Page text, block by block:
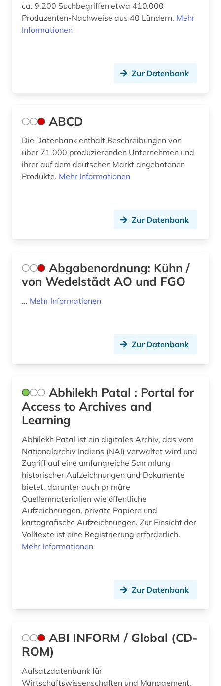
automobilwirtschaft (1)
außenhandelsfinanzierung (1)
außenhandelsrecht (1)
außenwirtschaft (6)
außenwirtschaftspolitik (2)
kreditwirtschaft (1)
bankarchiv (1)
banken (1)
bankgeheimnis (1)
bankrecht (1)
bankwesen (4)
baumangel (1)
baurecht (1)
bayern (6)
bedarfsforschung (1)
beherbergungsgewerbe tourismus
behörde (2)
belgien (8)
Skandinavien (1)
Slowakei (5)
Suedamerika (9)
Suedosteuropa (3)
Tschechische Republik (5)
Zypern (2)
ca. 9.200 Suchbegriffen etwa 410.000
Produzenten-Nachweise aus 40 Ländern. Mehr
Informationen
Zur Datenbank
ABCD
Die Datenbank enthält Beschreibungen von
über 71.000 produzierenden Unternehmen und
ihrer auf dem deutschen Markt angebotenen
Produkte. Mehr Informationen
Zur Datenbank
Abgabenordnung: Kühn /
von Wedelstädt AO und FGO
... Mehr Informationen
Zur Datenbank
Abhilekh Patal : Portal for
Access to Archives and
Learning
Abhilekh Patal ist ein digitales Archiv, das vom
Nationalarchiv Indiens (NAI) verwaltet wird und
Zugriff auf eine umfangreiche Sammlung
historischer Aufzeichnungen und Dokumente
bietet, darunter auch primäre
Quellenmaterialien wie öffentliche
Aufzeichnungen, private Papiere und
kartografische Aufzeichnungen. Zur Einsicht der
Volltexte ist eine Registrierung erforderlich.
Mehr Informationen
Zur Datenbank
ABI INFORM / Global (CD-
ROM)
Aufsatzdatenbank für
Wirtschaftswissenschaften und Management.